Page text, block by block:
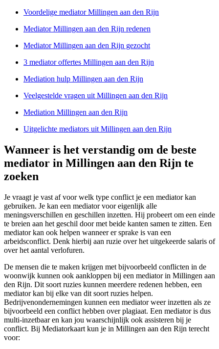
Voordelige mediator Millingen aan den Rijn
Mediator Millingen aan den Rijn redenen
Mediator Millingen aan den Rijn gezocht
3 mediator offertes Millingen aan den Rijn
Mediation hulp Millingen aan den Rijn
Veelgestelde vragen uit Millingen aan den Rijn
Mediation Millingen aan den Rijn
Uitgelichte mediators uit Millingen aan den Rijn
Wanneer is het verstandig om de beste
mediator in Millingen aan den Rijn te
zoeken
Je vraagt je vast af voor welk type conflict je een mediator kan
gebruiken. Je kan een mediator voor eigenlijk alle
meningsverschillen en geschillen inzetten. Hij probeert om een einde
te breien aan het geschil door met beide kanten samen te zitten. Een
mediator kan ook helpen wanneer er sprake is van een
arbeidsconflict. Denk hierbij aan ruzie over het uitgekeerde salaris of
over het aantal verlofuren.
De mensen die te maken krijgen met bijvoorbeeld conflicten in de
woonwijk kunnen ook aankloppen bij een mediator in Millingen aan
den Rijn. Dit soort ruzies kunnen meerdere redenen hebben, een
mediator kan bij elke van dit soort ruzies helpen.
Bedrijvenondernemingen kunnen een mediator weer inzetten als ze
bijvoorbeeld een conflict hebben over plagiaat. Een mediator is dus
multi-inzetbaar en kan jou waarschijnlijk ook assisteren bij je
conflict. Bij Mediatorkaart kun je in Millingen aan den Rijn terecht
voor: